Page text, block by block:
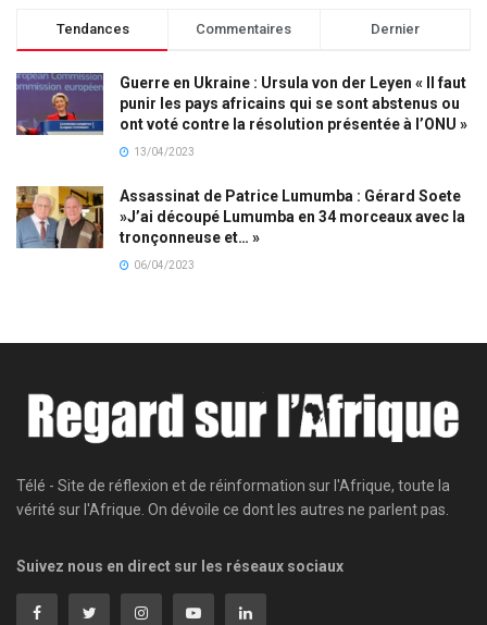
Tendances Commentaires Dernier
Guerre en Ukraine : Ursula von der Leyen « Il faut
punir les pays africains qui se sont abstenus ou
ont voté contre la résolution présentée à l’ONU »
13/04/2023
Assassinat de Patrice Lumumba : Gérard Soete
»J’ai découpé Lumumba en 34 morceaux avec la
tronçonneuse et… »
06/04/2023
Télé - Site de réflexion et de réinformation sur l'Afrique, toute la
vérité sur l'Afrique. On dévoile ce dont les autres ne parlent pas.
Suivez nous en direct sur les réseaux sociaux